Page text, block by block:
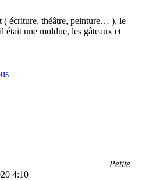
( écriture, théâtre, peinture… ), le
était une moldue, les gâteaux et
Petite
4:10